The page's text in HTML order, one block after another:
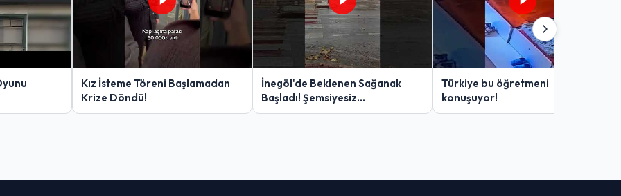
Kız İsteme Töreni Başlamadan
Krize Döndü!
İnegöl'de Beklenen Sağanak
Başladı! Şemsiyesiz
Yakalananlar Zor Anlar Yaşadı
Türkiye bu öğretmeni
konuşuyor!